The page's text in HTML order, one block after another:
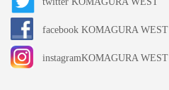
facebook KOMAGURA WEST
instagramKOMAGURA WEST